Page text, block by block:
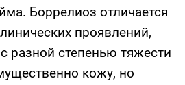
Боррелиоз отличается
проявлений,
разной степенью тяжести
кожу, но